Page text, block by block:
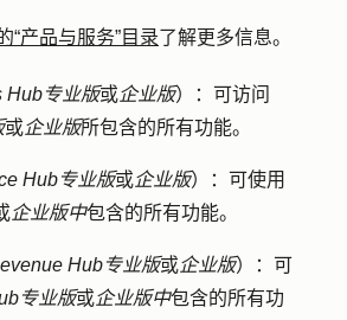
“产品与服务”目录了解更多信息。
Hub专业版或企业版）：可访问
或企业版所包含的所有功能。
Hub专业版或企业版）：可使用
企业版中包含的所有功能。
Hub专业版或企业版）：可
专业版或企业版中包含的所有功